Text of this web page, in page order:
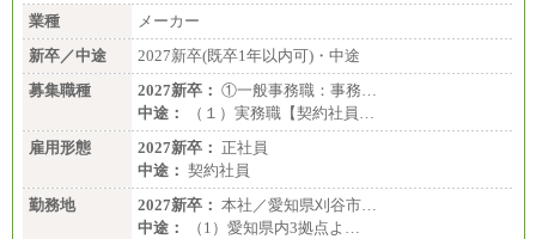
年収例は賞与含む、残業代・家族手当含まず
※キャリアや能力等を考慮の上、当社規定により確
定します
※残業手当：別途支給
※固定給に固定残業代含まず
※試用期間中も給与に変更なし
業種
メーカー
新卒／中途
2027新卒(既卒1年以内可)・中途
募集職種
2027新卒： ①一般事務職：事務…
中途：
（１）実務職【契約社員…
雇用形態
2027新卒： 正社員
中途： 契約社員
勤務地
2027新卒： 本社／愛知県刈谷市…
中途：
（1）愛知県内3拠点よ…